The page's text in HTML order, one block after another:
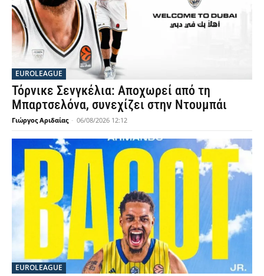
EUROLEAGUE
Τόρνικε Σενγκέλια: Αποχωρεί από τη
Μπαρτσελόνα, συνεχίζει στην Ντουμπάι
Γιώργος Αριδαίας - 06/08/2026 12:12
EUROLEAGUE